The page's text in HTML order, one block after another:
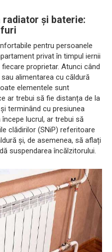
radiator și baterie:
pentru persoanele
privat în timpul iernii
proprietar. Atunci când
alimentarea cu căldură
elementele sunt
ar trebui să fie distanța de la
terminând cu presiunea
lucrul, ar trebui să
clădirilor (SNiP) referitoare
și, de asemenea, să aflați
suspendarea încălzitorului.